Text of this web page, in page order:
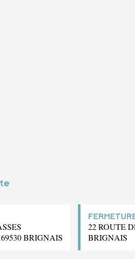
BRIGNAIS
22 ROUTE
BRIGNAIS